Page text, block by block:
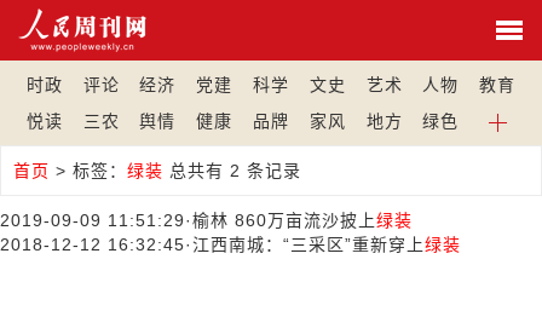
时政 评论 经济 党建 科学 文史 艺术 人物
教育
悦读
三农 舆情 健康 品牌 家风 地方 绿色
首页 > 标签： 绿装 总共有 2 条记录
2019-09-09 11:51:29·榆林 860万亩流沙披上绿装
2018-12-12 16:32:45·江西南城：“三采区”重新穿上绿装